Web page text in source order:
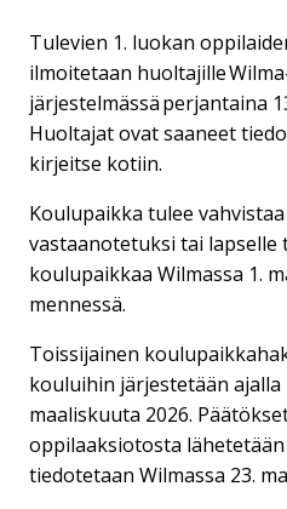
Tulevien 1. luokan
ilmoitetaan huoltajille
järjestelmässä perjantaina
Huoltajat ovat saaneet
kirjeitse kotiin.
Koulupaikka tulee
vastaanotetuksi tai lapselle
koulupaikkaa Wilmassa 1.
mennessä.
Toissijainen
kouluihin järjestetään ajalla
maaliskuuta 2026.
oppilaaksiotosta
tiedotetaan Wilmassa 23.